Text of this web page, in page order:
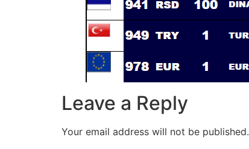
Leave a Reply
Your email address will not be published.